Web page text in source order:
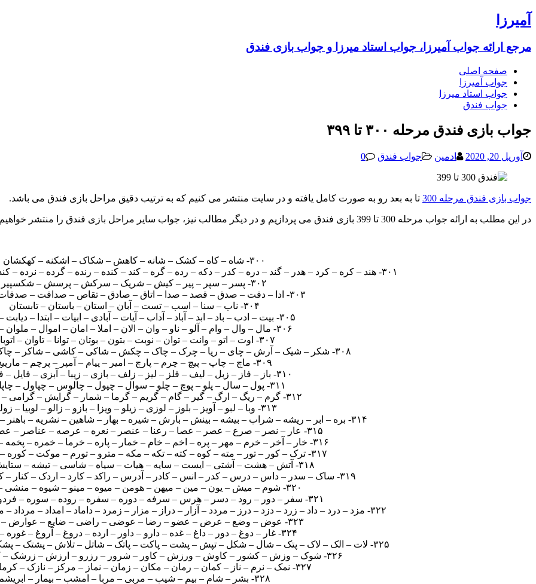
آمیرزا
مرجع ارائه جواب آمیرزا، جواب استاد میرزا و جواب بازی فندق
صفحه اصلی
جواب آمیرزا
جواب استاد میرزا
جواب فندق
جواب بازی فندق مرحله ۳۰۰ تا ۳۹۹
آوریل 20, 2020 ادمین جواب فندق 0
جواب بازی فندق مرحله 300 تا به بعد رو به صورت کامل یافته و در سایت منتشر می کنیم که به ترتیب دقیق مراحل بازی فندق می باشد.
در این مطلب به ارائه جواب مرحله 300 تا 399 بازی فندق می پردازیم و در دیگر مطالب نیز، جواب سایر مراحل بازی فندق را منتشر خواهیم کرد.
۳۰۰- شاه – کاه – کشک – شانه – کاهش – شکاک – اشکنه – کهکشان
۳۰۱- هند – کره – کرد – هدر – گند – دره – کدر – دکه – رده – گره – کند – کنده – رنده – گرده – نرده – کندر – گنده – نکره – گردنه – کرگدن
۳۰۲- پسر – سپر – پیر – کیش – شریک – سرکش – پرسش – شکسپیر
۳۰۳- ادا – دقت – صدق – قصد – صدا – اتاق – صادق – تقاص – صداقت – صدقات – اقتصاد
۳۰۴- ناب – سنا – اسب – تست – آبان – استان – باستان – تابستان
۳۰۵- بیت – ادب – باد – ابد – آباد – آداب – آیات – آبادی – ابیات – ابتدا – دیابت – ادبیات
۳۰۶- مال – وال – وام – آلو – ناو – وان – الان – املا – امان – اموال – ملوان – مولانا
۳۰۷- اوت – اتو – وانت – توان – نوبت – بتون – بوتان – توانا – تاوان – اتوبان
۳۰۸- شکر – شیک – آرش – چای – ریا – چرک – چاک – چکش – شاکی – کاشی – شاکر – چاکر – چریک – شکارچی
۳۰۹- ماچ – چاپ – پیچ – چرم – پارچ – امیر – پیام – آمپر – پرچم – مارپیچ
۳۱۰- باز – فاز – زبل – لیف – فلز – لیز – زلف – بازی – زیبا – آبزی – فایل – فلزیاب
۳۱۱- پول – سال – پلو – پوچ – چلو – سوال – چپول – چالوس – چپاول – چاپلوس
۳۱۲- گرم – ریگ – ارگ – گیر – گام – گریم – گرما – شمار – گرایش – گرامی – گرمایش
۳۱۳- وبا – لبو – آویز – بلوز – لوزی – زیلو – ویزا – بازو – زالو – لوبیا – زولبیا
۳۱۴- بره – ابر – ریشه – شراب – بیشه – بینش – بارش – شیره – بهار – شاهین – نشریه – باهنر – نبیره – شیربها – شهربانی
۳۱۵- عار – نصر – صرع – عصر – عصا – رعنا – عنصر – نعره – عرصه – عناصر – عصاره – عصرانه
۳۱۶- خار – آخر – خرم – مهر – پره – اخم – خام – خمار – پاره – خرما – خمره – پخمه – خامه – خمپاره
۳۱۷- ترک – کور – تور – مته – کوه – کته – تکه – مکه – مترو – تورم – موکت – کوره – توهم – متروکه
۳۱۸- آتش – هشت – آشتی – ایست – سایه – هیات – سیاه – شاسی – تیشه – ستایش – شایسته
۳۱۹- ساک – سدر – داس – درس – کدر – انس – کادر – آدرس – راکد – کارد – اردک – کنار – کساد – اسکنر – اسکندر
۳۲۰- شوم – میش – یون – مین – میهن – هومن – میوه – مینو – شیوه – منشی – شومینه
۳۲۱- سفر – دور – رود – دسر – هرس – سرفه – دوره – سفره – روده – سوره – فردوس – فرسوده
۳۲۲- مزد – درد – داد – زرد – دزد – درز – مردد – آزار – دراز – مزار – زمرد – داماد – امداد – مرداد – مدارا – درآمد – دامدار – مادرزاد
۳۲۳- عوض – وضع – عرض – عضو – رضا – عوضی – راضی – ضایع – عوارض – عوارضی
۳۲۴- غار – دوغ – دور – داغ – غده – دارو – داور – ارده – دروغ – آروغ – غوره – داروغه
۳۲۵- لات – الک – لاک – پتک – شال – شکل – تپش – پشت – پاکت – پاتک – شاتل – تلاش – پشتک – پشکل – شکلات – پلاکت – لاکپشت
۳۲۶- شوک – وزش – کشور – کاوش – ورزش – کاور – شرور – رزرو – ارزش – زرشک – کشاورز – ورزشکار
۳۲۷- نمک – نرم – ناز – کمان – رمان – مکان – زمان – نماز – مرکز – نازک – کرمان – نمکزار
۳۲۸- بشر – شام – بیم – شیب – مربی – مربا – امشب – بیمار – ابریشم